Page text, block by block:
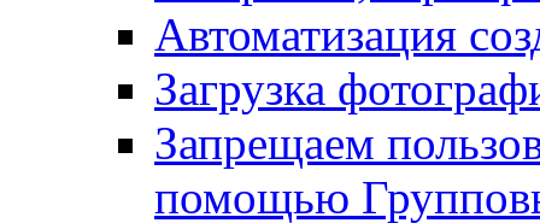
Автоматизация
Загрузка
Запрещаем
помощью